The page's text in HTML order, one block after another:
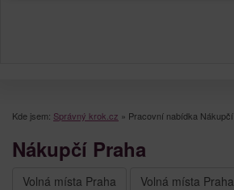
Kde jsem: Správný krok.cz » Pracovní nabídka Nákupčí
Nákupčí Praha
Volná místa Praha Volná místa Praha